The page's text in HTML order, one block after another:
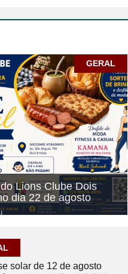
GERAL
Lions Clube Dois
dia 22 de agosto
solar de 12 de agosto